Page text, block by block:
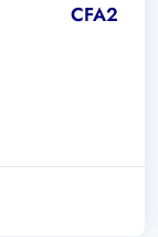
CFA2